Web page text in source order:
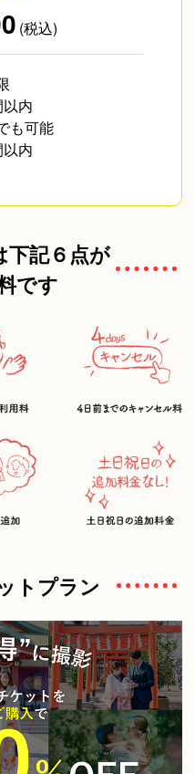
(税込)
内
も可能
内
記６点が
です
トプラン